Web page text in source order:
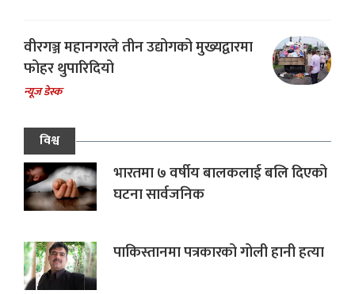
वीरगञ्ज महानगरले तीन उद्योगको मुख्यद्वारमा
फोहर थुपारिदियो
न्यूज डेस्क
विश्व
भारतमा ७ वर्षीय बालकलाई बलि दिएको
घटना सार्वजनिक
पाकिस्तानमा पत्रकारको गोली हानी हत्या